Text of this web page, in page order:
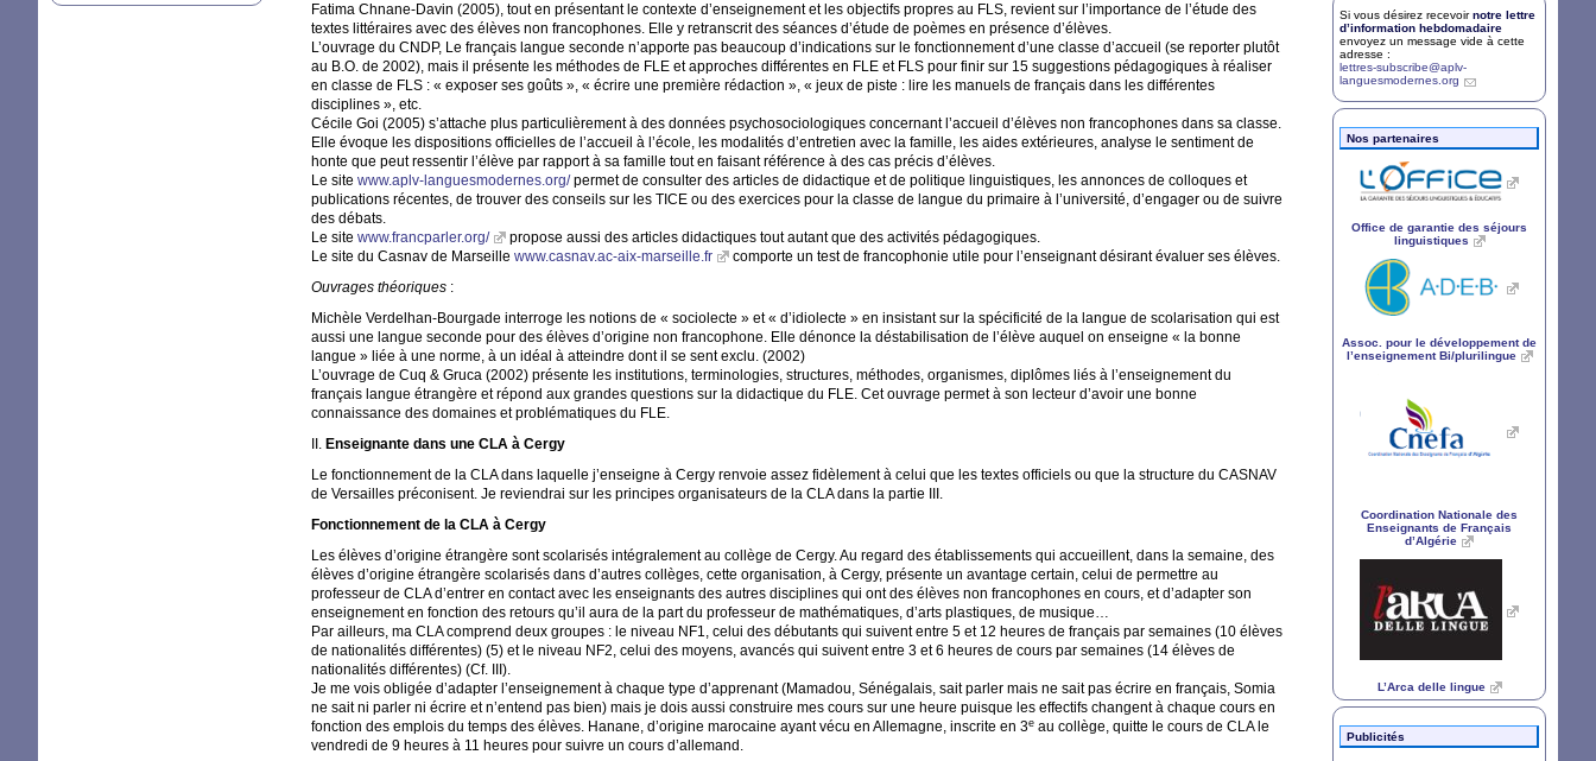
Fatima Chnane-Davin (2005), tout en présentant le contexte d’enseignement et les objectifs propres au FLS, revient sur l’importance de l’étude des
textes littéraires avec des élèves non francophones. Elle y retranscrit des séances d’étude de poèmes en présence d’élèves.
L’ouvrage du CNDP, Le français langue seconde n’apporte pas beaucoup d’indications sur le fonctionnement d’une classe d’accueil (se reporter plutôt
au B.O. de 2002), mais il présente les méthodes de FLE et approches différentes en FLE et FLS pour finir sur 15 suggestions pédagogiques à réaliser
en classe de FLS : « exposer ses goûts », « écrire une première rédaction », « jeux de piste : lire les manuels de français dans les différentes
disciplines », etc.
Cécile Goi (2005) s’attache plus particulièrement à des données psychosociologiques concernant l’accueil d’élèves non francophones dans sa classe.
Elle évoque les dispositions officielles de l’accueil à l’école, les modalités d’entretien avec la famille, les aides extérieures, analyse le sentiment de
honte que peut ressentir l’élève par rapport à sa famille tout en faisant référence à des cas précis d’élèves.
Le site www.aplv-languesmodernes.org/permet de consulter des articles de didactique et de politique linguistiques, les annonces de colloques et
publications récentes, de trouver des conseils sur les TICE ou des exercices pour la classe de langue du primaire à l’université, d’engager ou de suivre
des débats.
Le site www.francparler.org/
propose aussi des articles didactiques tout autant que des activités pédagogiques.
Le site du Casnav de Marseille www.casnav.ac-aix-marseille.fr
comporte un test de francophonie utile pour l’enseignant désirant évaluer ses élèves.
Ouvrages théoriques :
Michèle Verdelhan-Bourgade interroge les notions de « sociolecte » et « d’idiolecte » en insistant sur la spécificité de la langue de scolarisation qui est
aussi une langue seconde pour des élèves d’origine non francophone. Elle dénonce la déstabilisation de l’élève auquel on enseigne « la bonne
langue » liée à une norme, à un idéal à atteindre dont il se sent exclu. (2002)
L’ouvrage de Cuq & Gruca (2002) présente les institutions, terminologies, structures, méthodes, organismes, diplômes liés à l’enseignement du
français langue étrangère et répond aux grandes questions sur la didactique du FLE. Cet ouvrage permet à son lecteur d’avoir une bonne
connaissance des domaines et problématiques du FLE.
. Enseignante dans une CLA à Cergy
Le fonctionnement de la CLAdans laquelle j’enseigne à Cergy renvoie assez fidèlement à celui que les textes officiels ou que la structure du CASNAV
de Versailles préconisent. Je reviendrai sur les principes organisateurs de la CLAdans la partie
.
Fonctionnement de la CLA à Cergy
Les élèves d’origine étrangère sont scolarisés intégralement au collège de Cergy. Au regard des établissements qui accueillent, dans la semaine, des
élèves d’origine étrangère scolarisés dans d’autres collèges, cette organisation, à Cergy, présente un avantage certain, celui de permettre au
professeur de CLAd’entrer en contact avec les enseignants des autres disciplines qui ont des élèves non francophones en cours, et d’adapter son
enseignement en fonction des retours qu’il aura de la part du professeur de mathématiques, d’arts plastiques, de musique…
Par ailleurs, ma CLAcomprend deux groupes : le niveau NF1, celui des débutants qui suivent entre 5 et 12 heures de français par semaines (10 élèves
de nationalités différentes) (5) et le niveau NF2, celui des moyens, avancés qui suivent entre 3 et 6 heures de cours par semaines (14 élèves de
nationalités différentes) (Cf.
).
Je me vois obligée d’adapter l’enseignement à chaque type d’apprenant (Mamadou, Sénégalais, sait parler mais ne sait pas écrire en français, Somia
ne sait ni parler ni écrire et n’entend pas bien) mais je dois aussi construire mes cours sur une heure puisque les effectifs changent à chaque cours en
fonction des emplois du temps des élèves. Hanane, d’origine marocaine ayant vécu en Allemagne, inscrite en 3e au collège, quitte le cours de CLAle
vendredi de 9 heures à 11 heures pour suivre un cours d’allemand.
Si vous désirez recevoirnotre lettre
d’information hebdomadaire
envoyez un message vide à cette
adresse :
lettres-subscribe@aplv-
languesmodernes.org
Nos partenaires
Office de garantie des séjours
linguistiques
Assoc. pour le développement de
l’enseignement Bi/plurilingue
Coordination Nationale des
Enseignants de Français
d’Algérie
L’Arca delle lingue
Publicités